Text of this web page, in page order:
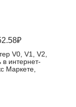
V0, V1, V2,
в интернет-
Маркете,